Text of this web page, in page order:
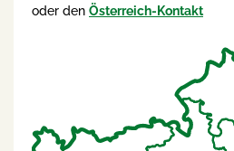
oder den Österreich-Kontakt